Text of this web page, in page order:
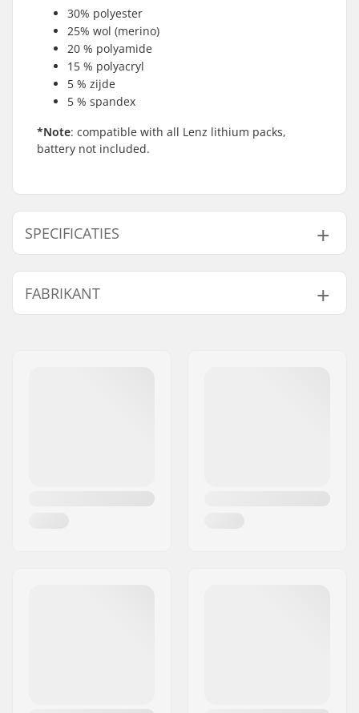
30% polyester
25% wol (merino)
20 % polyamide
15 % polyacryl
5 % zijde
5 % spandex
*Note: compatible with all Lenz lithium packs,
battery not included.
SPECIFICATIES
Geslacht: Heren
FABRIKANT